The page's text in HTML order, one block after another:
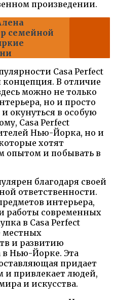
произведении.
семейной
Casa Perfect
концепция. В отличие
можно не только
но и просто
окунуться в особую
Casa Perfect
Нью-Йорка, но и
хотят
опытом и побывать в
благодаря своей
ответственности.
интерьера,
работы современных
в Casa Perfect
местных
и развитию
в Нью-Йорке. Эта
придает
и привлекает людей,
и искусства.